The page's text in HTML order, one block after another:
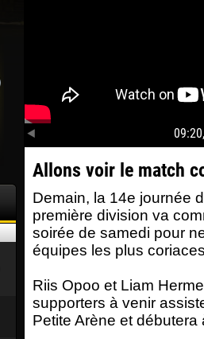
30 January
24 February
Vladislav COSTIN
04
13
Allons voir le match
Demain, la 14e journée
première division va
soirée de samedi pour
équipes les plus
Riis Opoo et Liam
supporters à venir
Petite Arène et débutera